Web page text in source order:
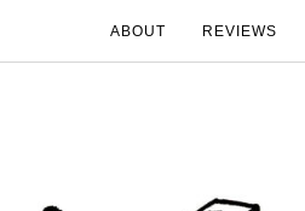
ABOUT REVIEWS